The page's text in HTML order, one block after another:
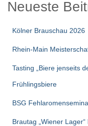
Neueste
Kölner Brauschau 2026
Rhein-Main
Tasting „Biere jenseits
Frühlingsbiere
BSG
Brautag „Wiener